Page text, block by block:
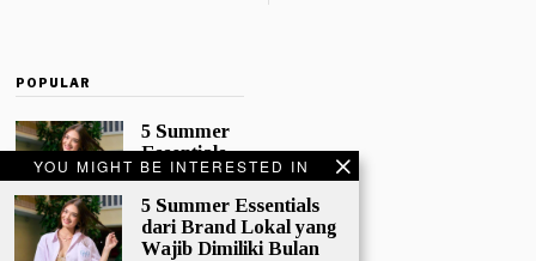
YOU MIGHT BE INTERESTED IN
5 Summer Essentials
dari Brand Lokal yang
Wajib Dimiliki Bulan
POPULAR
5 Summer
Essentials
dari Brand
Lokal yang
Wajib
Dimiliki